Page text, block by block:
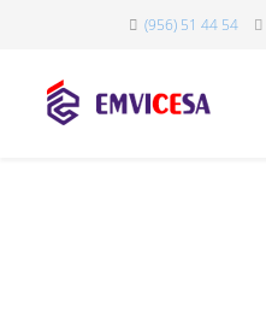
(956) 51 44 54